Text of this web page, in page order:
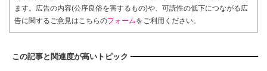
ます。広告の内容(公序良俗を害するもの)や、可読性の低下につながる広
告に関するご意見はこちらのフォームをご利用ください。
この記事と関連度が高いトピック